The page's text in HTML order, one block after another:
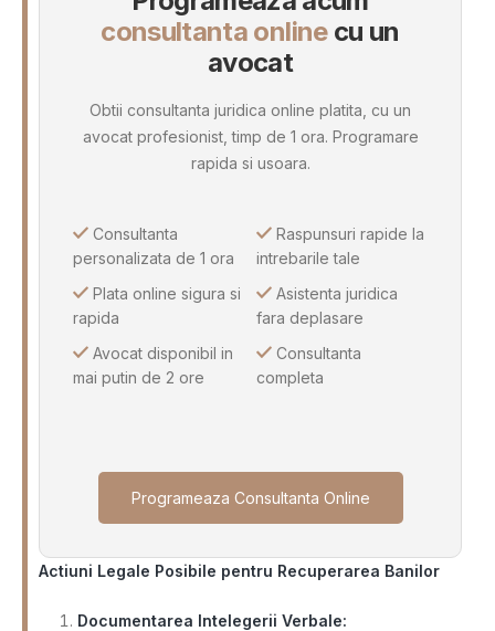
consultanta onlinecu un
avocat
Obtii consultanta juridica online platita, cu un
avocat profesionist, timp de 1 ora. Programare
rapida si usoara.
Consultanta
personalizata de 1 ora
Plata online sigura si
rapida
Avocat disponibil in
mai putin de 2 ore
Raspunsuri rapide la
intrebarile tale
Asistenta juridica
fara deplasare
Consultanta
completa
Programeaza Consultanta Online
Actiuni Legale Posibile pentru Recuperarea Banilor
Documentarea Intelegerii Verbale: